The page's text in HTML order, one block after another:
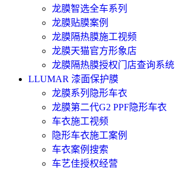
龙膜智选全车系列
龙膜贴膜案例
龙膜隔热膜施工视频
龙膜天猫官方形象店
龙膜隔热膜授权门店查询系统
LLUMAR 漆面保护膜
龙膜系列隐形车衣
龙膜第二代G2 PPF隐形车衣
车衣施工视频
隐形车衣施工案例
车衣案例搜索
车艺佳授权经营